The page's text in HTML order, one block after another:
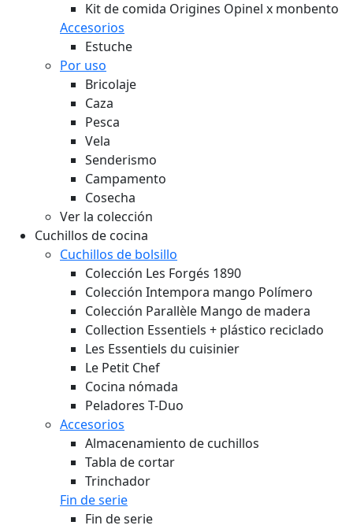
Kit de comida Origines Opinel x monbento
Accesorios
Estuche
Por uso
Bricolaje
Caza
Pesca
Vela
Senderismo
Campamento
Cosecha
Ver la colección
Cuchillos de cocina
Cuchillos de bolsillo
Colección Les Forgés 1890
Colección Intempora mango Polímero
Colección Parallèle Mango de madera
Collection Essentiels + plástico reciclado
Les Essentiels du cuisinier
Le Petit Chef
Cocina nómada
Peladores T-Duo
Accesorios
Almacenamiento de cuchillos
Tabla de cortar
Trinchador
Fin de serie
Fin de serie